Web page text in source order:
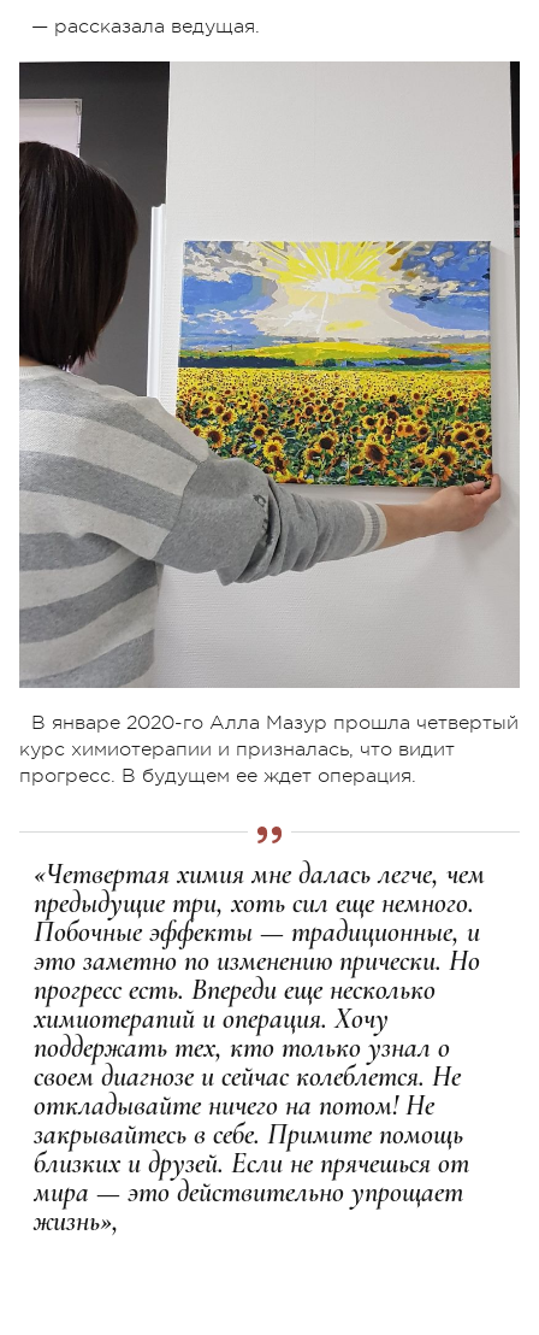
— рассказала ведущая.
В январе 2020-го Алла Мазур прошла четвертый
курс химиотерапии и призналась, что видит
прогресс. В будущем ее ждет операция.
«Четвертая химия мне далась легче, чем
предыдущие три, хоть сил еще немного.
Побочные эффекты — традиционные, и
это заметно по изменению прически. Но
прогресс есть. Впереди еще несколько
химиотерапий и операция. Хочу
поддержать тех, кто только узнал о
своем диагнозе и сейчас колеблется. Не
откладывайте ничего на потом! Не
закрывайтесь в себе. Примите помощь
близких и друзей. Если не прячешься от
мира — это действительно упрощает
жизнь»,